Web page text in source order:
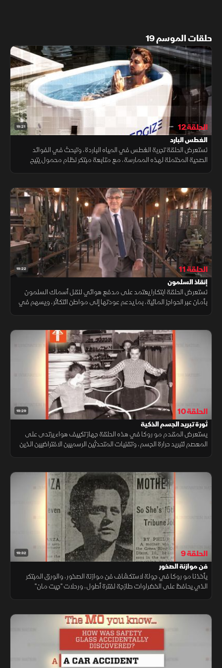
حلقات الموسم 19
19:21 الحلقة 12
الغطس البارد
تستعرض الحلقة تجربة الغطس في المياه الباردة، وتبحث في الفوائد
الصحية المحتملة لهذه الممارسة، مع متابعة مبتكر نظام محمول يتيح
19:22 الحلقة 11
إنقاذ السلمون
تستعرض الحلقة ابتكارا يعتمد على مدفع هوائي لنقل أسماك السلمون
بأمان عبر الحواجز المائية، بما يدعم عودتها إلى مواطن التكاثر، ويسهم في
19:29 الحلقة 10
ثورة تبريد الجسم الذكية
يستعرض المقدم مو روكا في هذه الحلقة جهاز تكييف هواء يرتدى على
المعصم لتبريد حرارة الجسم، وتقنيات المتحدثين الرسميين الافتراضيين الذين
19:32 الحلقة 9
فن موازنة الصخور
يأخذنا مو روكا في جولة لاستكشاف فن موازنة الصخور، والورق المبتكر
الذي يحافظ على الخضراوات طازجة لفترة أطول، ورحلات "جيت مان"